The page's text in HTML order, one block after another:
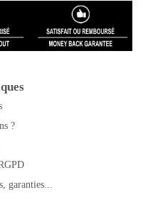
?
garanties...